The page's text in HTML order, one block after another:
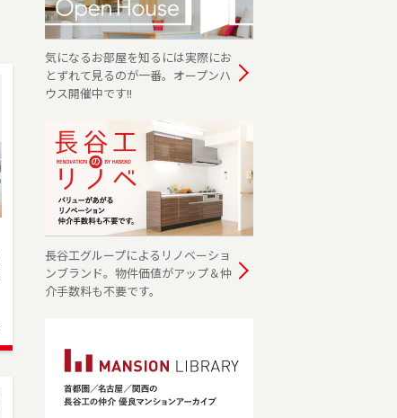
気になるお部屋を知るには実際にお
とずれて見るのが一番。オープンハ
ウス開催中です!!
長谷工グループによるリノベーショ
ンブランド。物件価値がアップ＆仲
介手数料も不要です。